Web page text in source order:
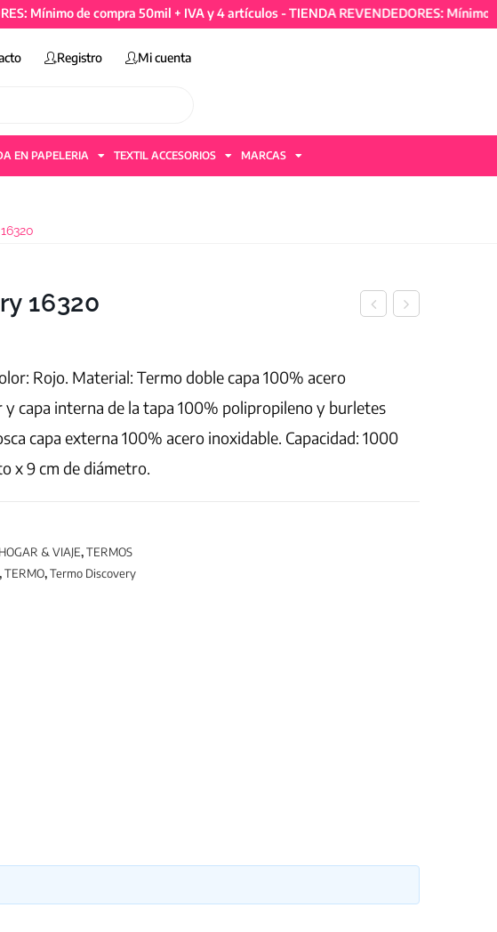
Mínimo de compra 50mil + IVA y 4 artículos - TIENDA REVENDEDORES: Mínimo
Registro Mi cuenta
EN PAPELERIA TEXTIL ACCESORIOS MARCAS
16320
Rojo. Material: Termo doble capa 100% acero
capa interna de la tapa 100% polipropileno y burletes
capa externa 100% acero inoxidable. Capacidad: 1000
x 9 cm de diámetro.
HOGAR & VIAJE,TERMOS
TERMO,Termo Discovery